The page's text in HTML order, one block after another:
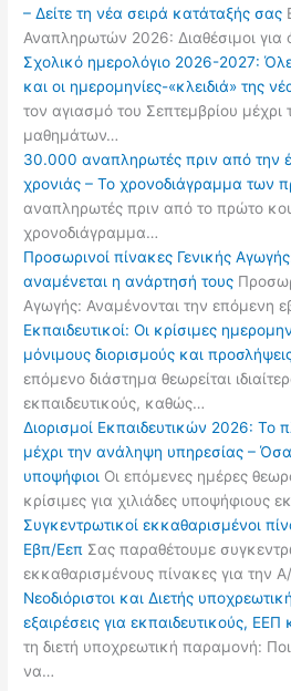
– Δείτε τη νέα σειρά κατάταξής σας
Αναπληρωτών 2026: Διαθέσιμοι για
Σχολικό ημερολόγιο 2026-2027:
και οι ημερομηνίες-«κλειδιά» της
τον αγιασμό του Σεπτεμβρίου μέχρι
μαθημάτων…
30.000 αναπληρωτές πριν από την
χρονιάς – Το χρονοδιάγραμμα των
αναπληρωτές πριν από το πρώτο
χρονοδιάγραμμα…
Προσωρινοί πίνακες Γενικής
αναμένεται η ανάρτησή τους
Αγωγής: Αναμένονται την επόμενη
Εκπαιδευτικοί: Οι κρίσιμες
μόνιμους διορισμούς και
επόμενο διάστημα θεωρείται
εκπαιδευτικούς, καθώς…
Διορισμοί Εκπαιδευτικών 2026: Το
μέχρι την ανάληψη υπηρεσίας –
υποψήφιοι Οι επόμενες ημέρες
κρίσιμες για χιλιάδες υποψήφιους
Συγκεντρωτικοί εκκαθαρισμένοι
Εβπ/Εεπ Σας παραθέτουμε
εκκαθαρισμένους πίνακες για την
Νεοδιόριστοι και Διετής
εξαιρέσεις για εκπαιδευτικούς, ΕΕΠ
τη διετή υποχρεωτική παραμονή:
να…